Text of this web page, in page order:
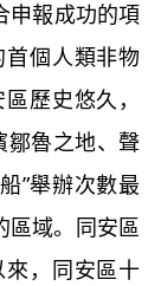
申報成功的項
個人類非物
歷史悠久，
鄒魯之地、聲
”舉辦次數最
區域。同安區
，同安區十